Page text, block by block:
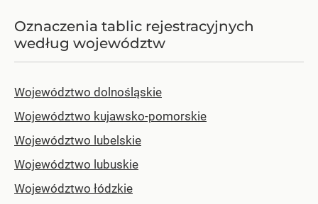
Oznaczenia tablic rejestracyjnych
według województw
Województwo dolnośląskie
Województwo kujawsko-pomorskie
Województwo lubelskie
Województwo lubuskie
Województwo łódzkie